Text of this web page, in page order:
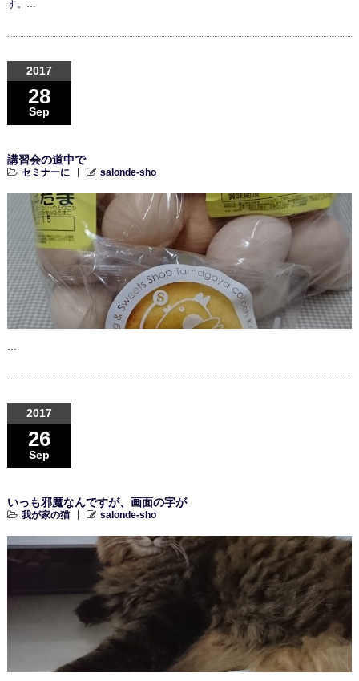
す。…
2017
28
Sep
講習会の道中で
セミナーに salonde-sho
…
2017
26
Sep
いっも邪魔なんですが、画面の字が
我が家の猫 salonde-sho